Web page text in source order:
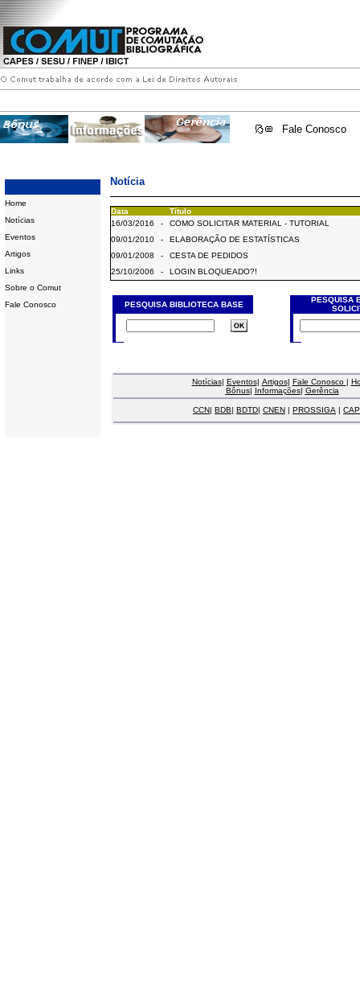
Fale Conosco
Home
Notícias
Eventos
Artigos
Links
Sobre o Comut
Fale Conosco
Notícia
Data
Título
16/03/2016
-
COMO SOLICITAR MATERIAL - TUTORIAL
09/01/2010
-
ELABORAÇÃO DE ESTATÍSTICAS
09/01/2008
-
CESTA DE PEDIDOS
25/10/2006
- LOGIN BLOQUEADO?!
PESQUISA BIBLIOTECA BASE
PESQUISA
Notícias| Eventos| Artigos| Fale Conosco |
Bônus| Informações| Gerência
CCN| BDB| BDTD| CNEN | PROSSIGA |